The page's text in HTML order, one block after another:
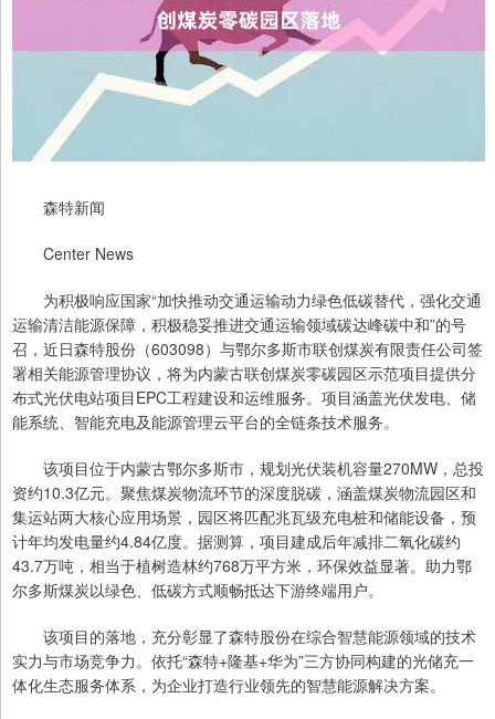
森特新闻
Center News
为积极响应国家“加快推动交通运输动力绿色低碳替代，强化交通
运输清洁能源保障，积极稳妥推进交通运输领域碳达峰碳中和”的号
召，近日森特股份（603098）与鄂尔多斯市联创煤炭有限责任公司签
署相关能源管理协议，将为内蒙古联创煤炭零碳园区示范项目提供分
布式光伏电站项目EPC工程建设和运维服务。项目涵盖光伏发电、储
能系统、智能充电及能源管理云平台的全链条技术服务。
该项目位于内蒙古鄂尔多斯市，规划光伏装机容量270MW，总投
资约10.3亿元。聚焦煤炭物流环节的深度脱碳，涵盖煤炭物流园区和
集运站两大核心应用场景，园区将匹配兆瓦级充电桩和储能设备，预
计年均发电量约4.84亿度。据测算，项目建成后年减排二氧化碳约
43.7万吨，相当于植树造林约768万平方米，环保效益显著。助力鄂
尔多斯煤炭以绿色、低碳方式顺畅抵达下游终端用户。
该项目的落地，充分彰显了森特股份在综合智慧能源领域的技术
实力与市场竞争力。依托“森特+隆基+华为”三方协同构建的光储充一
体化生态服务体系，为企业打造行业领先的智慧能源解决方案。